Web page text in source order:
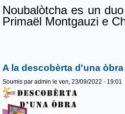
Noubalòtcha es un
Primaël Montgauzi e
A la descobèrta d'una
Soumis par admin le ven, 23/09/2022 - 19:01